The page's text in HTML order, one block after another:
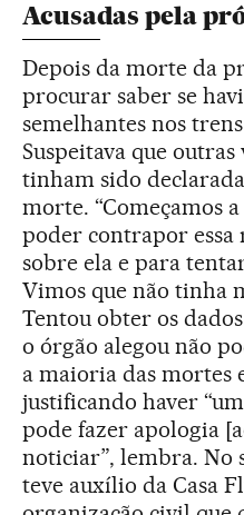
Acusadas pela
Depois da morte da
procurar saber se
semelhantes nos
Suspeitava que
tinham sido
morte. “Começamos
poder contrapor essa
sobre ela e para
Vimos que não tinha
Tentou obter os
o órgão alegou não
a maioria das mortes
justificando haver
pode fazer apologia
noticiar”, lembra. No
teve auxílio da Casa